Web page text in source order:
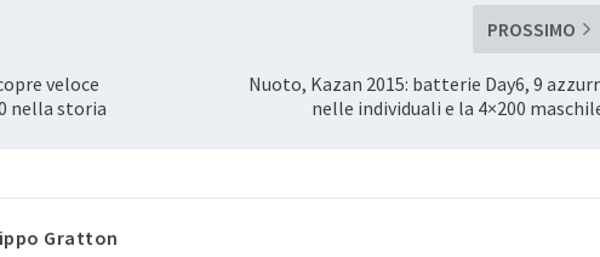
veloce
nella storia
PROSSIMO
Nuoto, Kazan 2015: batterie Day6, 9
nelle individuali e la 4×200
Gratton